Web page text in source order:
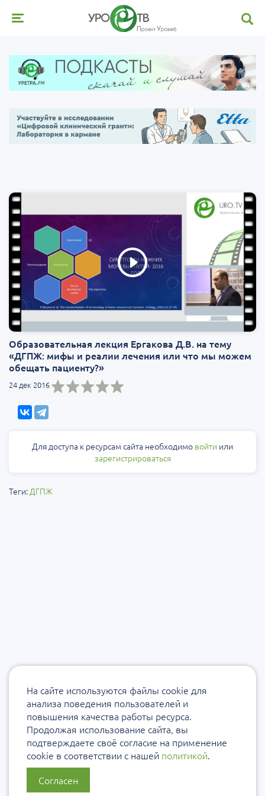
Образовательная лекция Ергакова Д.В. на тему
«ДГПЖ: мифы и реалии лечения или что мы можем
обещать пациенту?»
24 дек 2016
Для доступа к ресурсам сайта необходимо войти или
зарегистрироваться
Теги:ДГПЖ
На сайте используются файлы cookie для
анализа поведения пользователей и
повышения качества работы ресурса.
Продолжая использование сайта, вы
подтверждаете своё согласие на применение
cookie в соответствии с нашей политикой.
Согласен